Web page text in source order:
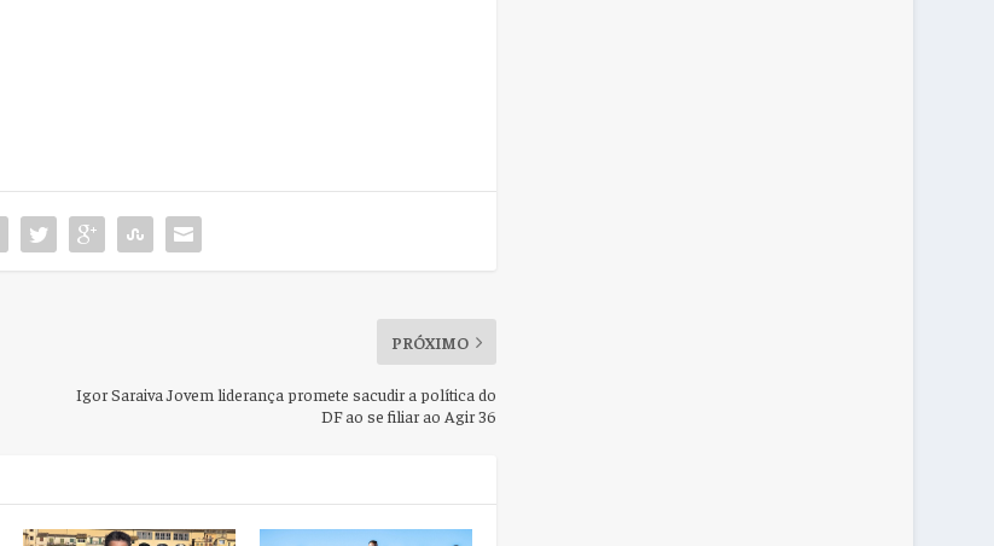
PRÓXIMO
Igor Saraiva Jovem liderança promete sacudir a política do
DF ao se filiar ao Agir 36